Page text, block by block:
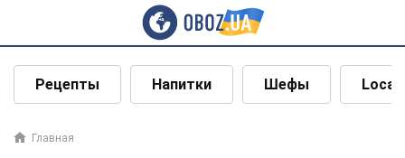
Рецепты Напитки Шефы Local
Главная